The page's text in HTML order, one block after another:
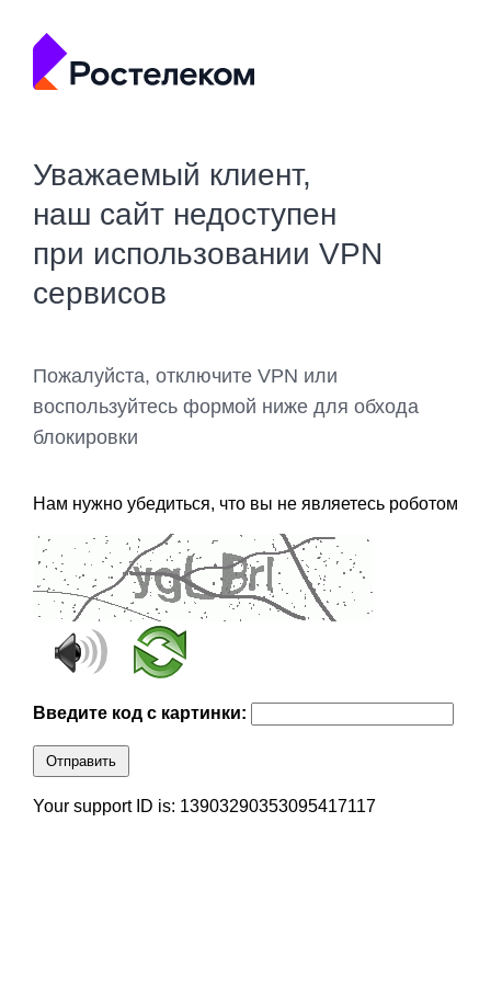
Уважаемый клиент,
наш сайт недоступен
при использовании VPN
сервисов
Пожалуйста, отключите VPN или
воспользуйтесь формой ниже для обхода
блокировки
Нам нужно убедиться, что вы не являетесь роботом
Введите код с картинки:
Отправить
Your support ID is: 13903290353095417117